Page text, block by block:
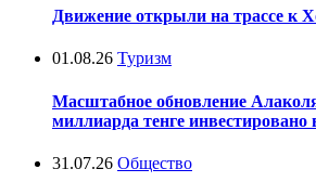
Движение открыли на трассе к
01.08.26 Туризм
Масштабное обновление
миллиарда тенге инвестировано
31.07.26 Общество